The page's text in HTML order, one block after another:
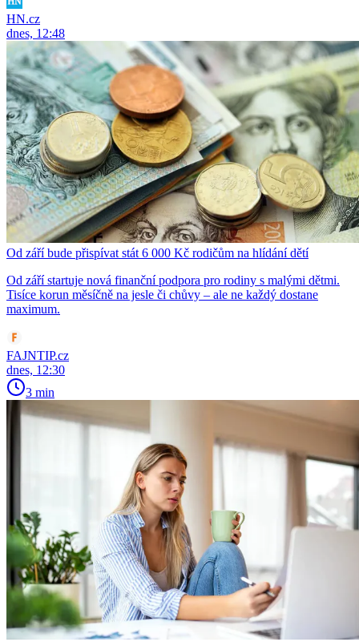
HN.cz
dnes, 12:48
Od září bude přispívat stát 6 000 Kč rodičům na hlídání dětí
Od září startuje nová finanční podpora pro rodiny s malými dětmi.
Tisíce korun měsíčně na jesle či chůvy – ale ne každý dostane
maximum.
FAJNTIP.cz
dnes, 12:30
3 min